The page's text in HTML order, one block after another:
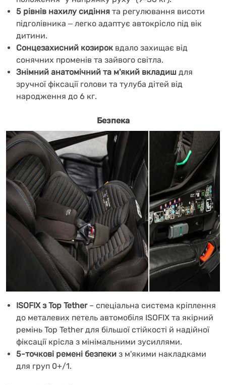
5 рівнів нахилу сидіння та регулювання висоти
підголівника ‒ легко адаптує автокрісло під вік
дитини.
Сонцезахисний козирок вдало захищає від
сонячних променів та зайвого світла.
Знімний анатомічний та м'який вкладиш для
зручної фіксації голови та тулуба дітей від
народження до 6 кг.
Безпека
ISOFIX з Top Tether – спеціальна система кріплення
до металевих петель автомобіля ISOFIX та якірний
ремінь Top Tether для більшої стійкості й надійної
фіксації крісла з мінімальними зусиллями.
5-точкові ремені безпеки з м'якими накладками
для груп 0+/1.